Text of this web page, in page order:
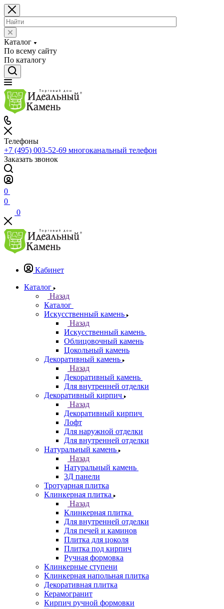
Каталог
По всему сайту
По каталогу
Телефоны
+7 (495) 003-52-69 многоканальный телефон
Заказать звонок
0
0
0
Кабинет
Каталог
Назад
Каталог
Искусственный камень
Назад
Искусственный камень
Облицовочный камень
Цокольный камень
Декоративный камень
Назад
Декоративный камень
Для внутренней отделки
Декоративный кирпич
Назад
Декоративный кирпич
Лофт
Для наружной отделки
Для внутренней отделки
Натуральный камень
Назад
Натуральный камень
3Д панели
Тротуарная плитка
Клинкерная плитка
Назад
Клинкерная плитка
Для внутренней отделки
Для печей и каминов
Плитка для цоколя
Плитка под кирпич
Ручная формовка
Клинкерные ступени
Клинкерная напольная плитка
Декоративная плитка
Керамогранит
Кирпич ручной формовки